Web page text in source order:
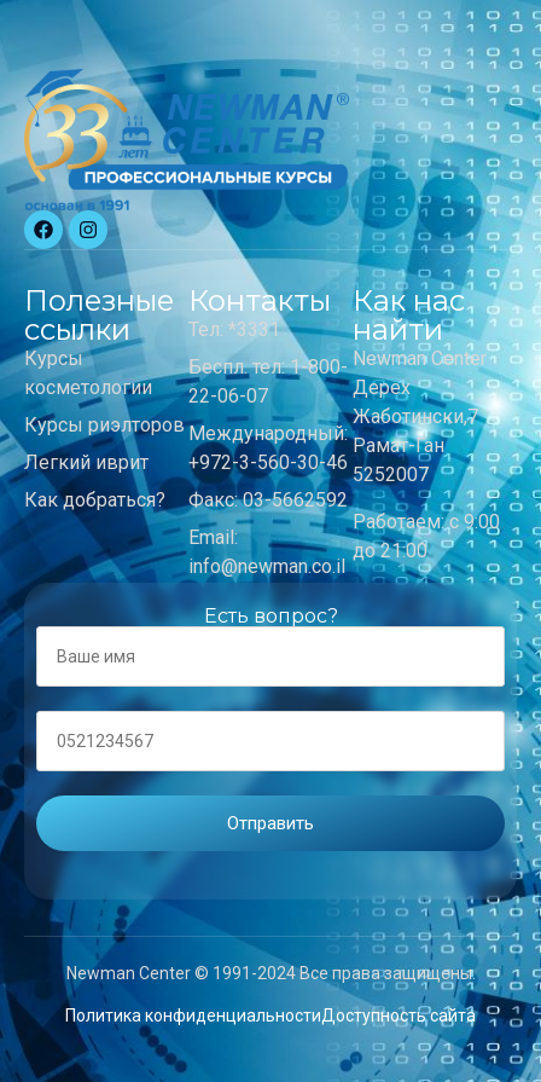
Полезные
ссылки
Курсы
косметологии
Курсы риэлторов
Легкий иврит
Как добраться?
Контакты
Тел: *3331
Беспл. тел: 1-800-
22-06-07
Международный:
+972-3-560-30-46
Факс: 03-5662592
Email:
info@newman.co.il
Как нас
найти
Newman Center
Дерех
Жаботински,7
Рамат-Ган
5252007
Работаем: с 9:00
до 21:00
Есть вопрос?
Newman Center © 1991-2024 Все права защищены.
Политика конфиденциальностиДоступность сайта